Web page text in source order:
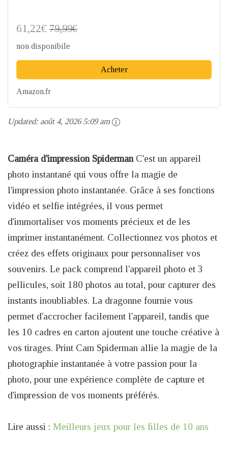
61,22€ 79,99€
non disponibile
Acheter
Amazon.fr
Updated: août 4, 2026 5:09 am
Caméra d'impression Spiderman C'est un appareil
photo instantané qui vous offre la magie de
l'impression photo instantanée. Grâce à ses fonctions
vidéo et selfie intégrées, il vous permet
d'immortaliser vos moments précieux et de les
imprimer instantanément. Collectionnez vos photos et
créez des effets originaux pour personnaliser vos
souvenirs. Le pack comprend l'appareil photo et 3
pellicules, soit 180 photos au total, pour capturer des
instants inoubliables. La dragonne fournie vous
permet d'accrocher facilement l'appareil, tandis que
les 10 cadres en carton ajoutent une touche créative à
vos tirages. Print Cam Spiderman allie la magie de la
photographie instantanée à votre passion pour la
photo, pour une expérience complète de capture et
d'impression de vos moments préférés.
Lire aussi : Meilleurs jeux pour les filles de 10 ans